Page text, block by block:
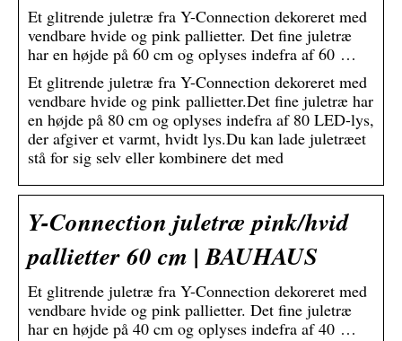
Et glitrende juletræ fra Y-Connection dekoreret med
vendbare hvide og pink pallietter. Det fine juletræ
har en højde på 60 cm og oplyses indefra af 60 …
Et glitrende juletræ fra Y-Connection dekoreret med
vendbare hvide og pink pallietter.Det fine juletræ har
en højde på 80 cm og oplyses indefra af 80 LED-lys,
der afgiver et varmt, hvidt lys.Du kan lade juletræet
stå for sig selv eller kombinere det med
Y-Connection juletræ pink/hvid
pallietter 60 cm | BAUHAUS
Et glitrende juletræ fra Y-Connection dekoreret med
vendbare hvide og pink pallietter. Det fine juletræ
har en højde på 40 cm og oplyses indefra af 40 …